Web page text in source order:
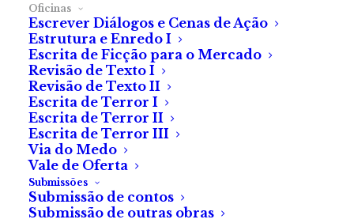
Oficinas
Escrever Diálogos e Cenas de Ação
Estrutura e Enredo I
Escrita de Ficção para o Mercado
Revisão de Texto I
Revisão de Texto II
Escrita de Terror I
Escrita de Terror II
Escrita de Terror III
Via do Medo
Vale de Oferta
Submissões
Submissão de contos
Submissão de outras obras
REVISÃO DE TEXTO II